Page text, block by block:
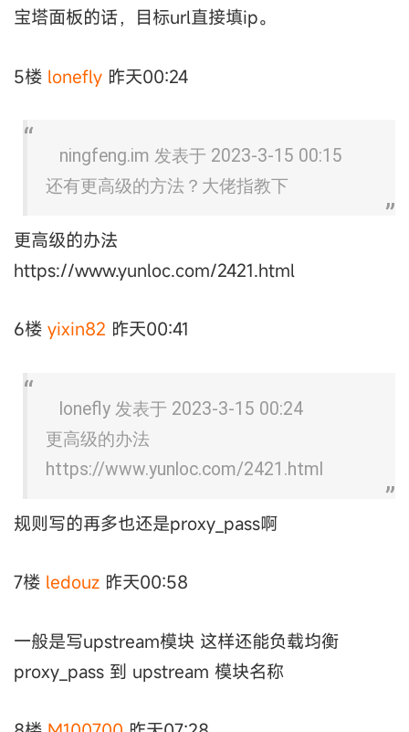
宝塔面板的话，目标url直接填ip。
5楼 lonefly 昨天00:24
ningfeng.im 发表于 2023-3-15 00:15
还有更高级的方法？大佬指教下
更高级的办法
https://www.yunloc.com/2421.html
6楼 yixin82 昨天00:41
lonefly 发表于 2023-3-15 00:24
更高级的办法
https://www.yunloc.com/2421.html
规则写的再多也还是proxy_pass啊
7楼 ledouz 昨天00:58
一般是写upstream模块 这样还能负载均衡
proxy_pass 到 upstream 模块名称